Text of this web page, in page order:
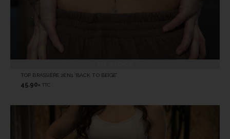
TOP BRASSIÈRE 2EN1 “BACK TO BEIGE”
45.90 € TTC